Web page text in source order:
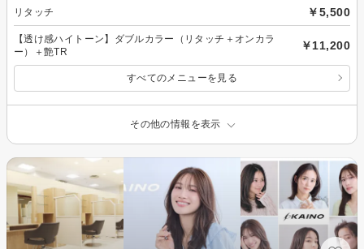
リタッチ ￥5,500
【透け感ハイトーン】ダブルカラー（リタッチ＋オンカラ
ー）＋艶TR
￥11,200
すべてのメニューを見る
その他の情報を表示